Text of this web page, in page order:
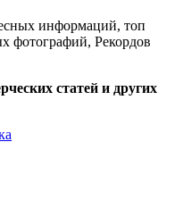
информаций, топ
фотографий, Рекордов
статей и других